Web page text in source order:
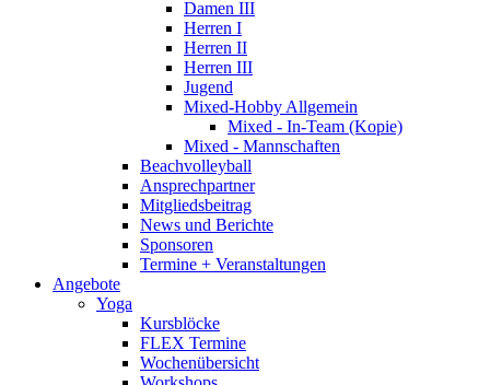
Damen III
Herren I
Herren II
Herren III
Jugend
Mixed-Hobby Allgemein
Mixed - In-Team (Kopie)
Mixed - Mannschaften
Beachvolleyball
Ansprechpartner
Mitgliedsbeitrag
News und Berichte
Sponsoren
Termine + Veranstaltungen
Angebote
Yoga
Kursblöcke
FLEX Termine
Wochenübersicht